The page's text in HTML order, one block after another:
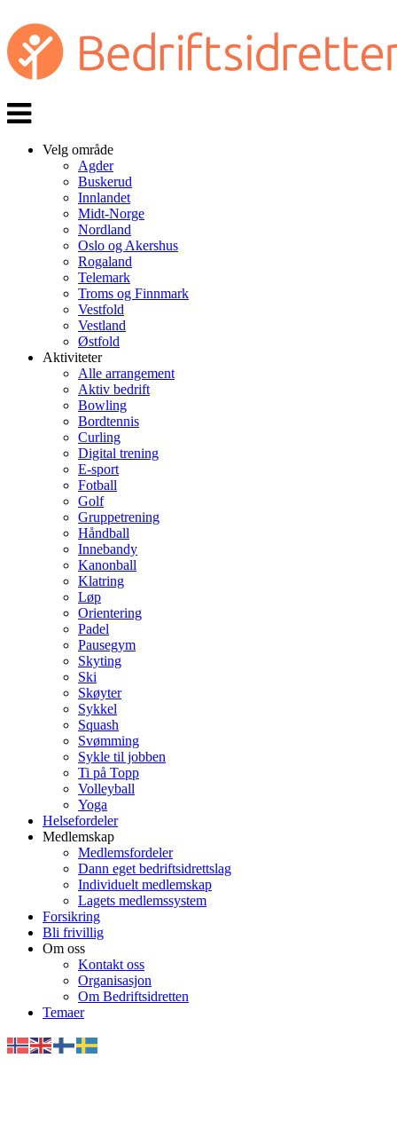
Veksle
navigasjon
Velg område
Agder
Buskerud
Innlandet
Midt-Norge
Nordland
Oslo og Akershus
Rogaland
Telemark
Troms og Finnmark
Vestfold
Vestland
Østfold
Aktiviteter
Alle arrangement
Aktiv bedrift
Bowling
Bordtennis
Curling
Digital trening
E-sport
Fotball
Golf
Gruppetrening
Håndball
Innebandy
Kanonball
Klatring
Løp
Orientering
Padel
Pausegym
Skyting
Ski
Skøyter
Sykkel
Squash
Svømming
Sykle til jobben
Ti på Topp
Volleyball
Yoga
Helsefordeler
Medlemskap
Medlemsfordeler
Dann eget bedriftsidrettslag
Individuelt medlemskap
Lagets medlemssystem
Forsikring
Bli frivillig
Om oss
Kontakt oss
Organisasjon
Om Bedriftsidretten
Temaer